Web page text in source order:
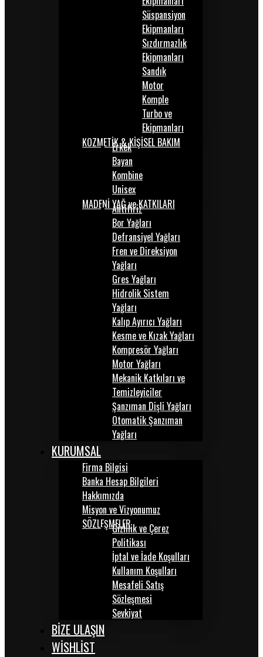
Süspansiyon
Ekipmanları
Sızdırmazlık
Ekipmanları
Sandık
Motor
Komple
Turbo ve
Ekipmanları
KOZMETİK & KİŞİSEL BAKIM
Erkek
Bayan
Kombine
Unisex
MADENİ YAĞ ve KATKILARI
Antifiriz
Bor Yağları
Defransiyel Yağları
Fren ve Direksiyon
Yağları
Gres Yağları
Hidrolik Sistem
Yağları
Kalıp Ayırıcı Yağları
Kesme ve Kızak Yağları
Kompresör Yağları
Motor Yağları
Mekanik Katkıları ve
Temizleyiciler
Şanzıman Dişli Yağları
Otomatik Şanzıman
Yağları
KURUMSAL
Firma Bilgisi
Banka Hesap Bilgileri
Hakkımızda
Misyon ve Vizyonumuz
SÖZLEŞMELERGizlilik ve Çerez
Politikası
İptal ve İade Koşulları
Kullanım Koşulları
Mesafeli Satış
Sözleşmesi
Sevkiyat
BİZE ULAŞIN
WISHLIST